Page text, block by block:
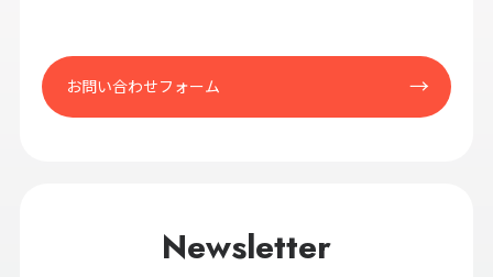
お問い合わせフォーム
Newsletter